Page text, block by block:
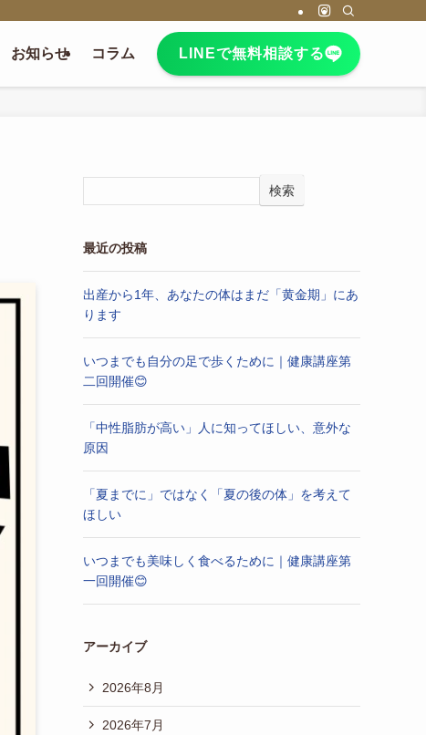
お知らせ コラム LINEで無料相談する
検索
最近の投稿
出産から1年、あなたの体はまだ「黄金期」にあ
ります
いつまでも自分の足で歩くために｜健康講座第
二回開催😊
「中性脂肪が高い」人に知ってほしい、意外な
原因
「夏までに」ではなく「夏の後の体」を考えて
ほしい
いつまでも美味しく食べるために｜健康講座第
一回開催😊
アーカイブ
2026年8月
2026年7月